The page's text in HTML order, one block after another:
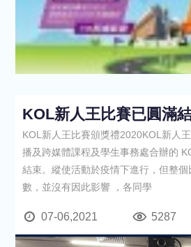
KOL新人王比賽已圓滿
KOL新人王比賽頒獎禮2020KOL新人
播及跨媒體課程及學生事務處合辦的
結束。縱使活動於疫情下進行，但整
數，並沒有因此影響 ，各同學
07-06,2021 5287